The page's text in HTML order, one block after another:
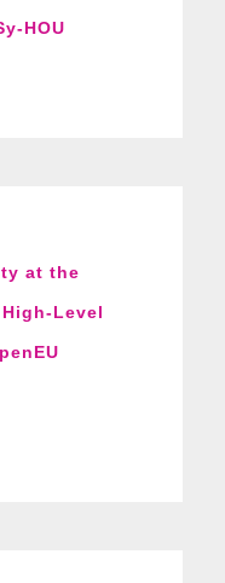
HOU
at the
Level